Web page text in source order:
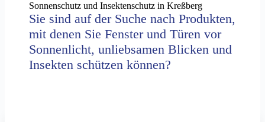
Sonnenschutz und Insektenschutz in Kreßberg
Sie sind auf der Suche nach Produkten,
mit denen Sie Fenster und Türen vor
Sonnenlicht, unliebsamen Blicken und
Insekten schützen können?